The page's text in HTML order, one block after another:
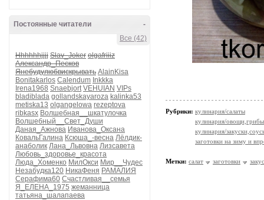
-
Постоянные читатели
Все (42)
Hhhhhhjjjj Slav_Joker olgafriiiz
Александр_Песков
Янебудулюбвискрывать AlainKisa
Bonitakarlos Calendum Inkkka
Irena1968 Snaebjort VEHUIAN VIPs
bladiblada gollandskayaroza kalinka53
metiska13 olgangelowa rezeptova
ribkasx Волшебная__шкатулочка
Волшебный__Свет_Души
Даная_Ажнова Иванова_Оксана
КовальГалина Ксюша_-весна Лёлдик-
анаболик Лана_Львовна Лизсавета
Любовь_здоровье_красота
Люда_Хоменко МилОкси Мир__Чудес
Незабудка120 НикаФеня РАМАЛИЯ
Серафима60 Счастливая__семья
Я_ЕЛЕНА_1975 жеманница
татьяна_шалапаева
Рубрики: кулинария/салаты
кулинария/овощи,грибы
кулинария/
заготовки на зиму и
Метки: салат заготовки